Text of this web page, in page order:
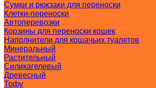
Сумки и рюкзаки для переноски
Клетки-переноски
Автоперевозки
Корзины для переноски кошек
Наполнители для кошачьих туалетов
Минеральный
Растительный
Силикагелевый
Древесный
Тофу